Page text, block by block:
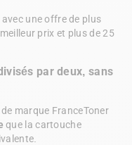
une offre de plus
prix et plus de 25
par deux, sans
marque FranceToner
que la cartouche